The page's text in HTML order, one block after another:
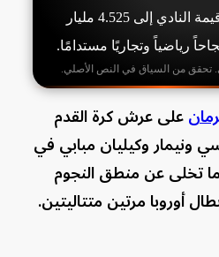
لويس إنريكي. ارتفعت قيمة النادي إلى 4.525 مليار
تحقق من السياق في النص الأصلي.
على عرش كرة القدم
ونيمار وكيليان مبابي في
تخلى عن منطق النجوم
أوروبا مرتين متتاليتين.